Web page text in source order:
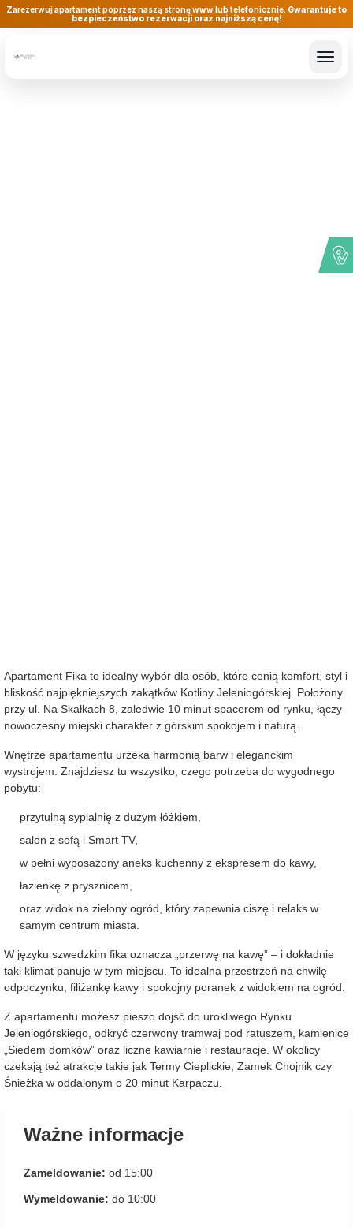
Apartament Fika to idealny wybór dla osób, które cenią komfort, styl i
bliskość najpiękniejszych zakątków Kotliny Jeleniogórskiej. Położony
przy ul. Na Skałkach 8, zaledwie 10 minut spacerem od rynku, łączy
nowoczesny miejski charakter z górskim spokojem i naturą.
Wnętrze apartamentu urzeka harmonią barw i eleganckim
wystrojem. Znajdziesz tu wszystko, czego potrzeba do wygodnego
pobytu:
przytulną sypialnię z dużym łóżkiem,
salon z sofą i Smart TV,
w pełni wyposażony aneks kuchenny z ekspresem do kawy,
łazienkę z prysznicem,
oraz widok na zielony ogród, który zapewnia ciszę i relaks w
samym centrum miasta.
W języku szwedzkim fika oznacza „przerwę na kawę” – i dokładnie
taki klimat panuje w tym miejscu. To idealna przestrzeń na chwilę
odpoczynku, filiżankę kawy i spokojny poranek z widokiem na ogród.
Z apartamentu możesz pieszo dojść do urokliwego Rynku
Jeleniogórskiego, odkryć czerwony tramwaj pod ratuszem, kamienice
„Siedem domków” oraz liczne kawiarnie i restauracje. W okolicy
czekają też atrakcje takie jak Termy Cieplickie, Zamek Chojnik czy
Śnieżka w oddalonym o 20 minut Karpaczu.
Ważne informacje
Zameldowanie: od 15:00
Wymeldowanie: do 10:00
Zarezerwuj apartament poprzez naszą stronę www lub telefonicznie. Gwarantuje to
bezpieczeństwo rezerwacji oraz najniższą cenę!